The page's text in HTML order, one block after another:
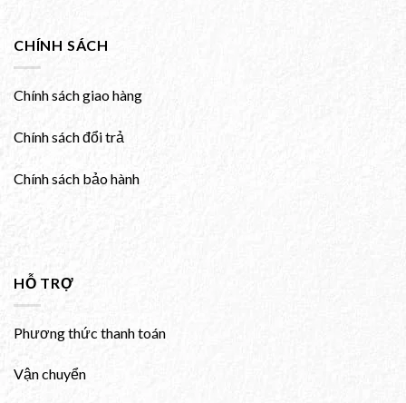
CHÍNH SÁCH
Chính sách giao hàng
Chính sách đổi trả
Chính sách bảo hành
HỖ TRỢ
Phương thức thanh toán
Vận chuyển